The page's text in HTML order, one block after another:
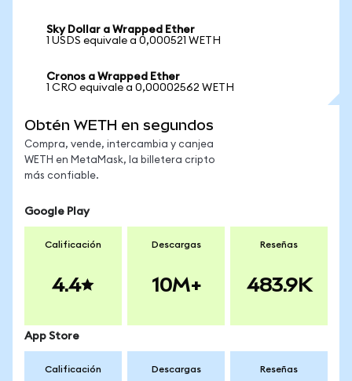
Sky Dollar a Wrapped Ether
1 USDS equivale a 0,000521 WETH
Cronos a Wrapped Ether
1 CRO equivale a 0,00002562 WETH
Obtén WETH en segundos
Compra, vende, intercambia y canjea
WETH en MetaMask, la billetera cripto
más confiable.
Google Play
Calificación
4.4
Descargas
10M+
Reseñas
483.9K
App Store
Calificación Descargas Reseñas